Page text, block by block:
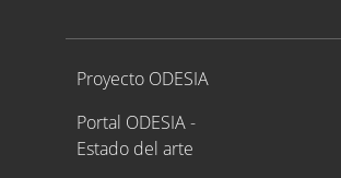
Proyecto ODESIA
Proyecto ODESIA
Portal ODESIA -
Estado del arte